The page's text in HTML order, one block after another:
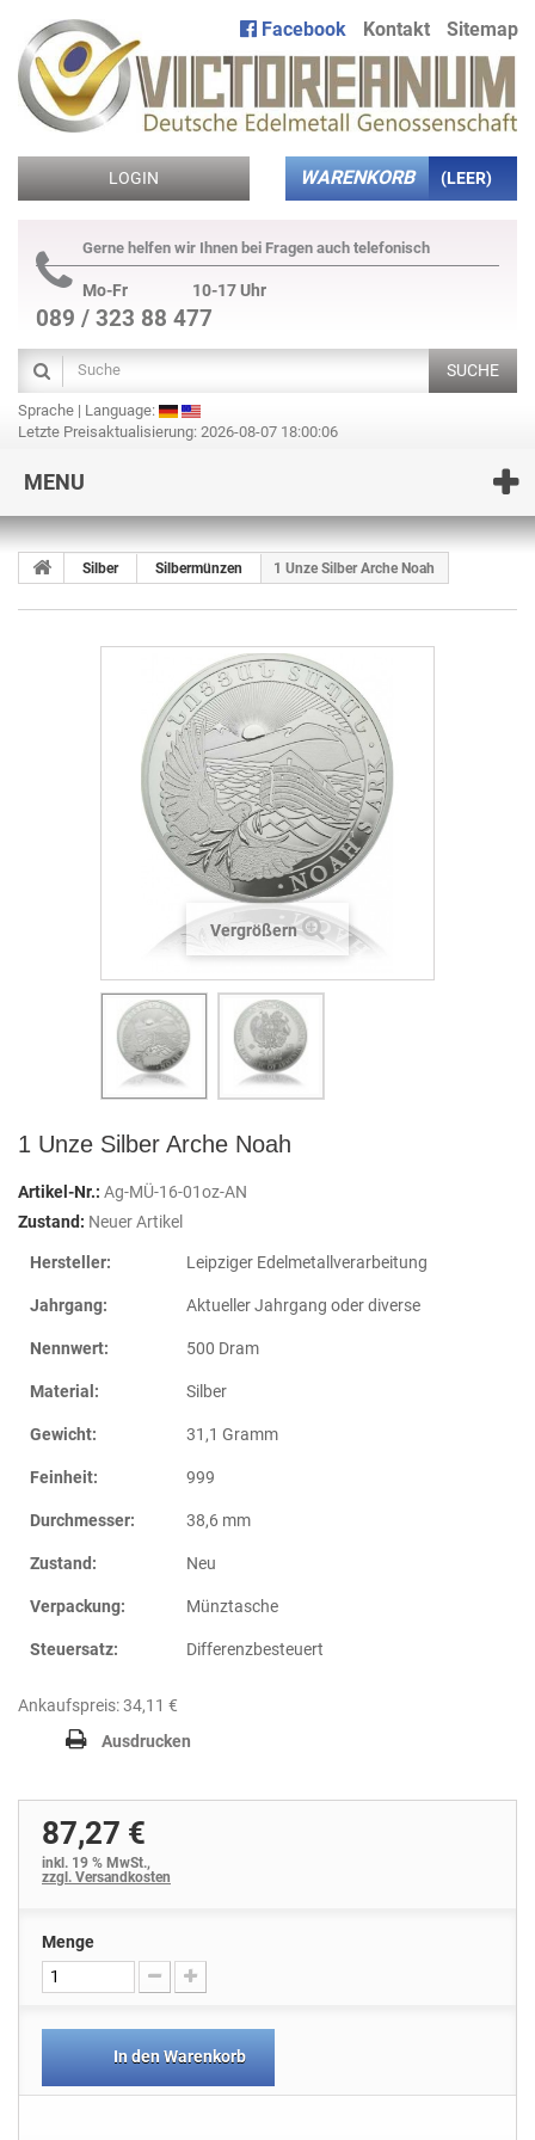
Facebook Kontakt Sitemap
LOGIN WARENKORB (LEER)
Gerne helfen wir Ihnen bei Fragen auch telefonisch
Mo-Fr 10-17 Uhr
089 / 323 88 477
SUCHE
Sprache | Language:
Letzte Preisaktualisierung: 2026-08-07 18:00:06
MENU
Silber Silbermünzen 1 Unze Silber Arche Noah
Vergrößern
1 Unze Silber Arche Noah
Artikel-Nr.: Ag-MÜ-16-01oz-AN
Zustand: Neuer Artikel
Hersteller: Leipziger Edelmetallverarbeitung
Jahrgang: Aktueller Jahrgang oder diverse
Nennwert: 500 Dram
Material: Silber
Gewicht: 31,1 Gramm
Feinheit: 999
Durchmesser: 38,6 mm
Zustand: Neu
Verpackung: Münztasche
Steuersatz: Differenzbesteuert
Ankaufspreis: 34,11 €
Ausdrucken
87,27 €
inkl. 19 % MwSt.,
zzgl. Versandkosten
Menge
In den Warenkorb